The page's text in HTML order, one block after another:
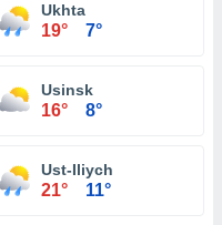
Ukhta
19° 7°
Usinsk
16° 8°
Ust-Iliych
21° 11°